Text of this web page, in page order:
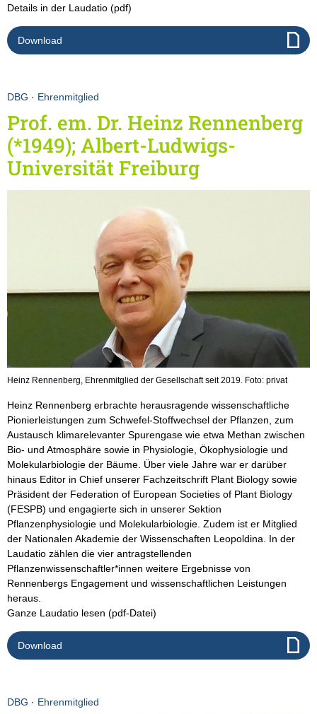
Details in der Laudatio (pdf)
Download
DBG · Ehrenmitglied
Prof. em. Dr. Heinz Rennenberg
(*1949); Albert-Ludwigs-
Universität Freiburg
Heinz Rennenberg, Ehrenmitglied der Gesellschaft seit 2019. Foto: privat
Heinz Rennenberg erbrachte herausragende wissenschaftliche
Pionierleistungen zum Schwefel-Stoffwechsel der Pflanzen, zum
Austausch klimarelevanter Spurengase wie etwa Methan zwischen
Bio- und Atmosphäre sowie in Physiologie, Ökophysiologie und
Molekularbiologie der Bäume. Über viele Jahre war er darüber
hinaus Editor in Chief unserer Fachzeitschrift Plant Biology sowie
Präsident der Federation of European Societies of Plant Biology
(FESPB) und engagierte sich in unserer Sektion
Pflanzenphysiologie und Molekularbiologie. Zudem ist er Mitglied
der Nationalen Akademie der Wissenschaften Leopoldina. In der
Laudatio zählen die vier antragstellenden
Pflanzenwissenschaftler*innen weitere Ergebnisse von
Rennenbergs Engagement und wissenschaftlichen Leistungen
heraus.
Ganze Laudatio lesen (pdf-Datei)
Download
DBG · Ehrenmitglied